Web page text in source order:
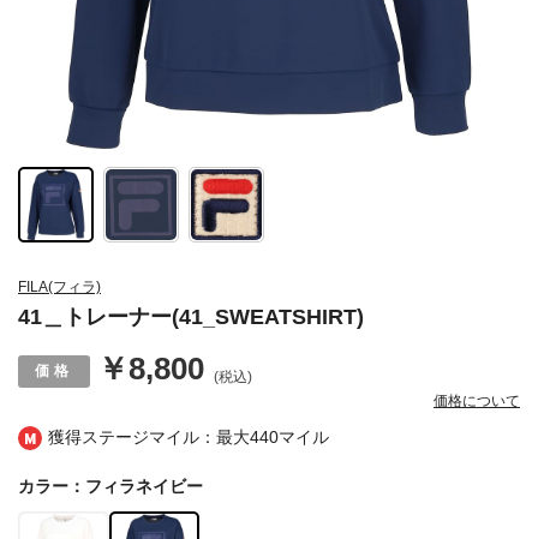
獲得ステージマイル：最大440マイル
FILA(フィラ)
41＿トレーナー(41_SWEATSHIRT)
￥8,800 (税込)
価格について
カラー：フィラネイビー